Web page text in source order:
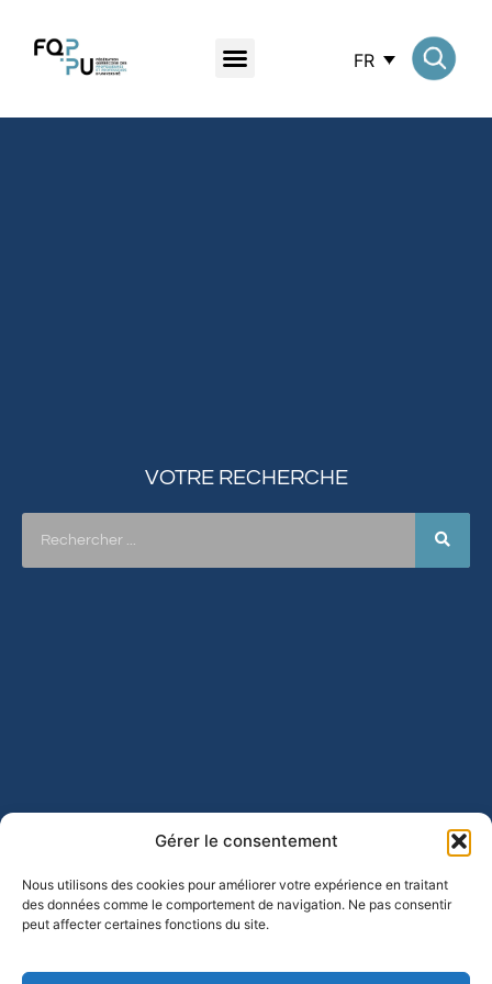
Gérer le consentement
Nous utilisons des cookies pour améliorer votre expérience en traitant
des données comme le comportement de navigation. Ne pas consentir
peut affecter certaines fonctions du site.
FR
VOTRE RECHERCHE